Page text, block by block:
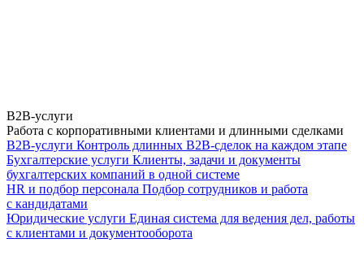
B2B-услуги
Работа с корпоративными клиентами и длинными сделками
B2B-услуги Контроль длинных B2B-сделок на каждом этапе
Бухгалтерские услуги Клиенты, задачи и документы
бухгалтерских компаний в одной системе
HR и подбор персонала Подбор сотрудников и работа
с кандидатами
Юридические услуги Единая система для ведения дел, работы
с клиентами и документооборота